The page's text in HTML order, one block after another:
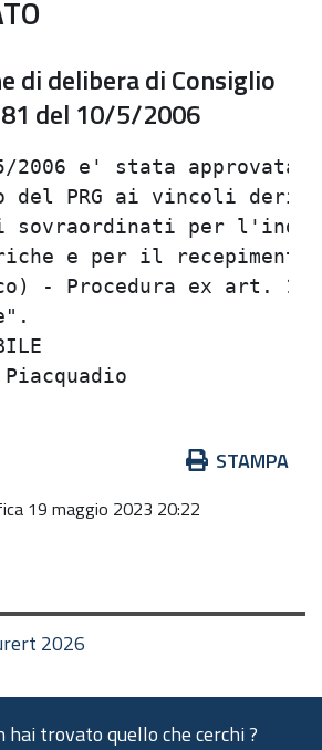
di delibera di Consiglio
del 10/5/2006
2006 e' stata approvata
del PRG ai vincoli
sovraordinati per
e per il recepimento
- Procedura ex art.
STAMPA
19 maggio 2023 20:22
2026
hai trovato quello che cerchi ?